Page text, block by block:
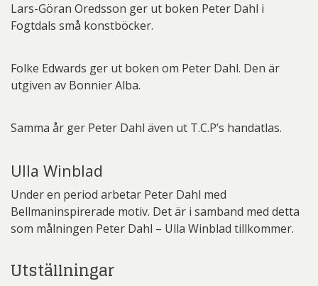
Lars-Göran Oredsson ger ut boken Peter Dahl i
Fogtdals små konstböcker.
Folke Edwards ger ut boken om Peter Dahl. Den är
utgiven av Bonnier Alba.
Samma år ger Peter Dahl även ut T.C.P’s handatlas.
Ulla Winblad
Under en period arbetar Peter Dahl med
Bellmaninspirerade motiv. Det är i samband med detta
som målningen Peter Dahl – Ulla Winblad tillkommer.
Utställningar